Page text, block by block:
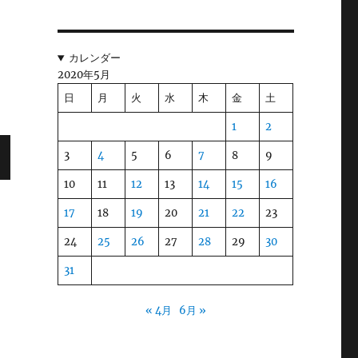
カレンダー
2020年5月
日
月 火 水 木 金 土
1 2
3 4 5 6 7 8 9
10 11 12 13 14 15 16
17 18 19 20 21 22 23
24 25 26 27 28 29 30
31
« 4月 6月 »